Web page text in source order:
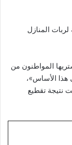
لربات المنازل
المواطنون من
هذا الأساس»،
نتيجة تقطيع